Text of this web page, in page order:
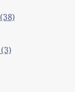
(38)
(3)